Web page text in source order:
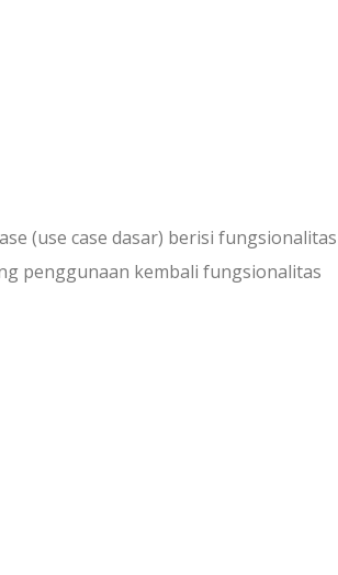
(use case dasar) berisi fungsionalitas
penggunaan kembali fungsionalitas